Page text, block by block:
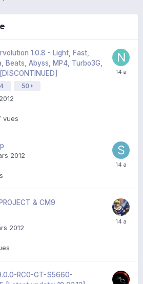
1.0.8 - Light, Fast,
Beats, Abyss, MP4, Turbo3G,
4 50
vues
2012
& CM9
2012
RC0-GT-S5660-